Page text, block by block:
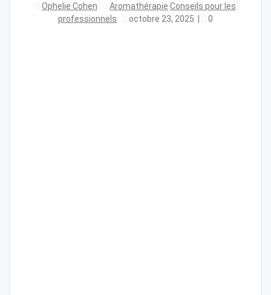
Ophelie Cohen Aromathérapie Conseils pour les
professionnels
octobre 23, 2025 0